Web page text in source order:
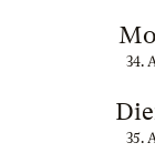
34.
35.